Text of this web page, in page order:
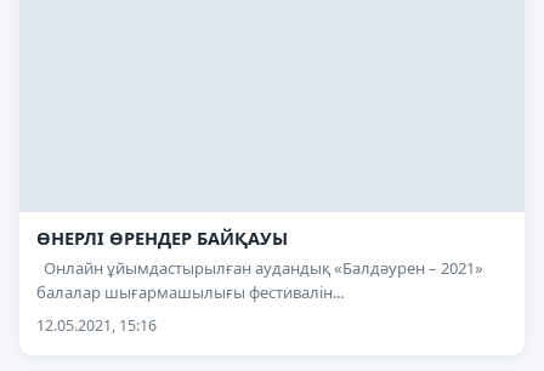
ӨНЕРЛІ ӨРЕНДЕР БАЙҚАУЫ
Онлайн ұйымдастырылған аудандық «Балдәурен – 2021»
балалар шығармашылығы фестивалін...
12.05.2021, 15:16